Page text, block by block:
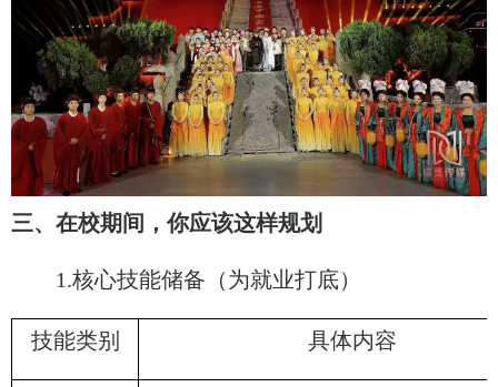
三、在校期间，你应该这样规划
1.核心技能储备（为就业打底）
技能类别 具体内容